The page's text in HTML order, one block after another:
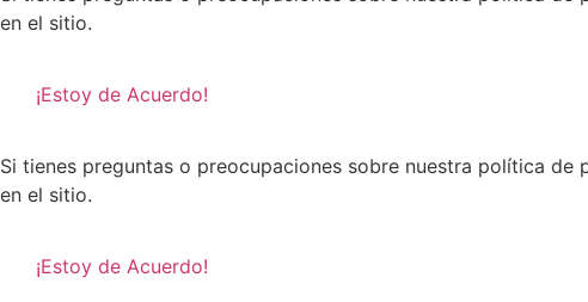
en el sitio.
¡Estoy de Acuerdo!
Si tienes preguntas o preocupaciones sobre nuestra política
en el sitio.
¡Estoy de Acuerdo!